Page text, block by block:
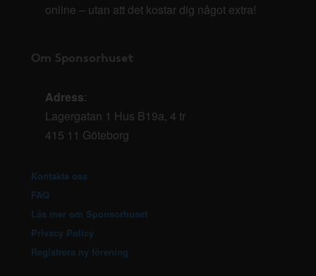
online – utan att det kostar dig något extra!
Om Sponsorhuset
Adress:
Lagergatan 1 Hus B19a, 4 tr
415 11 Göteborg
Kontakta oss
FAQ
Läs mer om Sponsorhuset
Privacy Policy
Registrera ny förening